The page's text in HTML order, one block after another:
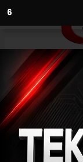
4
Anasayfa
(Menderes